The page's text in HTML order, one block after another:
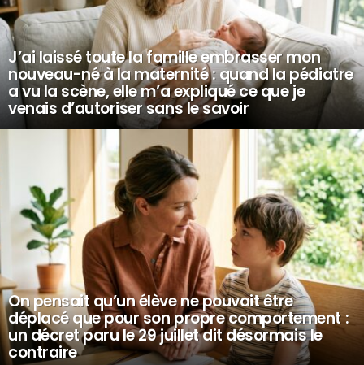
J’ai laissé toute la famille embrasser mon
nouveau-né à la maternité : quand la pédiatre
a vu la scène, elle m’a expliqué ce que je
venais d’autoriser sans le savoir
On pensait qu’un élève ne pouvait être
déplacé que pour son propre comportement :
un décret paru le 29 juillet dit désormais le
contraire